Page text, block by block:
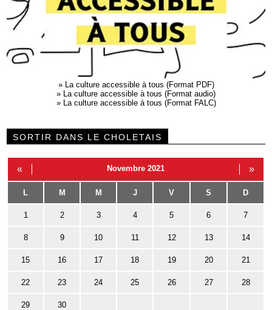
»
La culture accessible à tous (Format PDF)
»
La culture accessible à tous (Format audio)
»
La culture accessible à tous (Format FALC)
SORTIR DANS LE CHOLETAIS
« Novembre 2021 »
L M M J V S D
1 2 3 4 5 6 7
8 9 10 11 12 13 14
15 16 17 18 19 20 21
22 23 24 25 26 27 28
29 30